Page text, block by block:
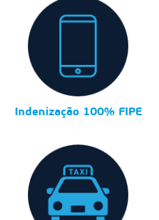
Indenização 100% FIPE